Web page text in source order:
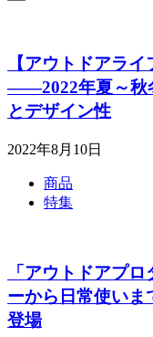
【アウトドアラ
――2022年夏～秋
とデザイン性
2022年8月10日
商品
特集
「アウトドアプ
ーから日常使いま
登場